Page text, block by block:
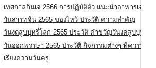
เทศกาลกินเจ 2566 การปฏิบัติตัว แนะนำอาหารเจ
วันสารทจีน 2565 ของไหว้ ประวัติ ความสำคัญ
วันงดสูบบุหรี่โลก 2565 ประวัติ คำขวัญวันงดสูบบุหรี่โลก
วันออกพรรษา 2565 ประวัติ กิจกรรมต่างๆ ที่ควรปฏิบัติ
เรียงความวันครู